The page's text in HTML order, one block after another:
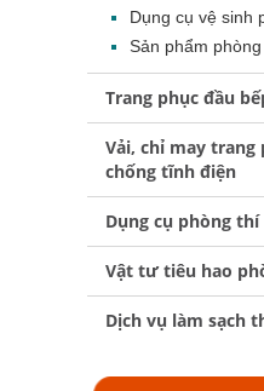
Dụng cụ vệ sinh
Sản phẩm
Trang phục đầu
Vải, chỉ may trang
chống tĩnh điện
Dụng cụ phòng
Vật tư tiêu hao
Dịch vụ làm sạch